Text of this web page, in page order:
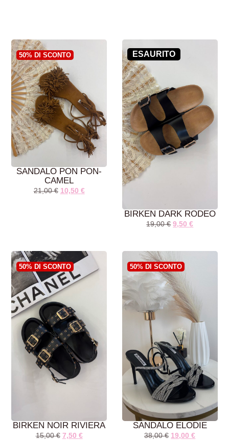
AGGIUNGI AL
CARRELLO
CARRELLO
50% DI SCONTO
SANDALO PON PON-
CAMEL
21,00€ 10,50 €
AGGIUNGI AL
CARRELLO
ESAURITO
BIRKEN DARK RODEO
19,00€ 9,50€
AGGIUNGI AL
CARRELLO
50% DI SCONTO
BIRKEN NOIR RIVIERA
15,00€ 7,50 €
50% DI SCONTO
SANDALO ELODIE
38,00€ 19,00€